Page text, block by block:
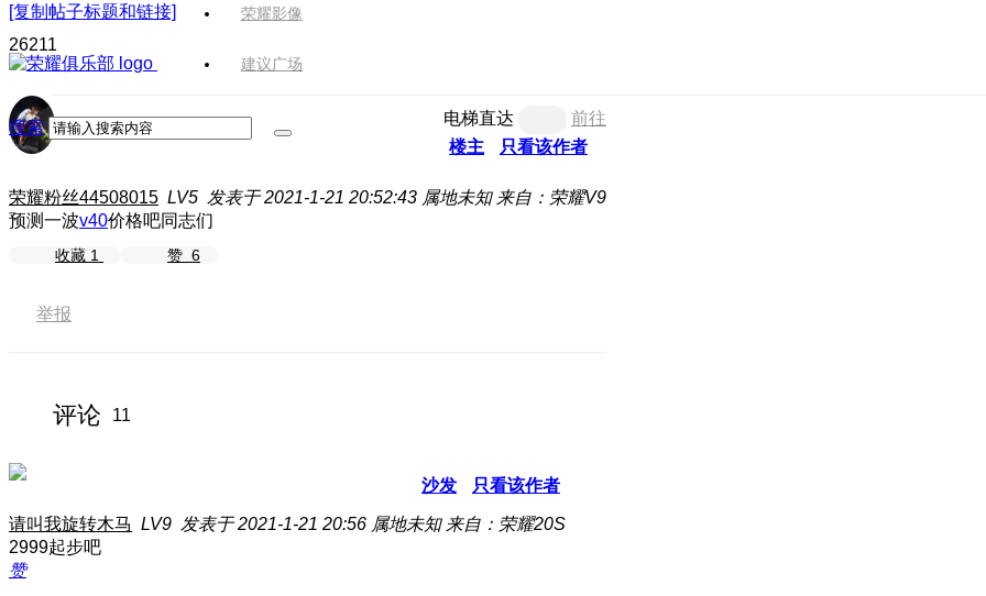
荣耀影像
建议广场
搜索
[复制帖子标题和链接]
26211
电梯直达
前往
楼主
只看该作者
荣耀粉丝44508015 LV5 发表于 2021-1-21 20:52:43 属地未知 来自：荣耀V9
预测一波v40价格吧同志们
收藏 1 赞 6
举报
评论 11
沙发 只看该作者
请叫我旋转木马 LV9 发表于 2021-1-21 20:56 属地未知 来自：荣耀20S
2999起步吧
赞